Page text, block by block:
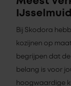
Bij Skodora
kozijnen op
begrijpen dat de
belang is voor
hoogwaardige